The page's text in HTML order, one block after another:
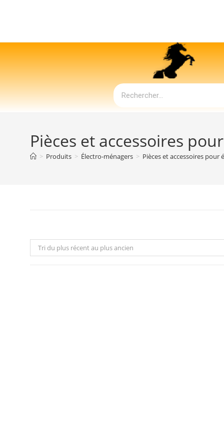
Pièces et accessoires
> Produits > Électro-ménagers > Pièces et accessoires pour
Tri du plus récent au plus ancien